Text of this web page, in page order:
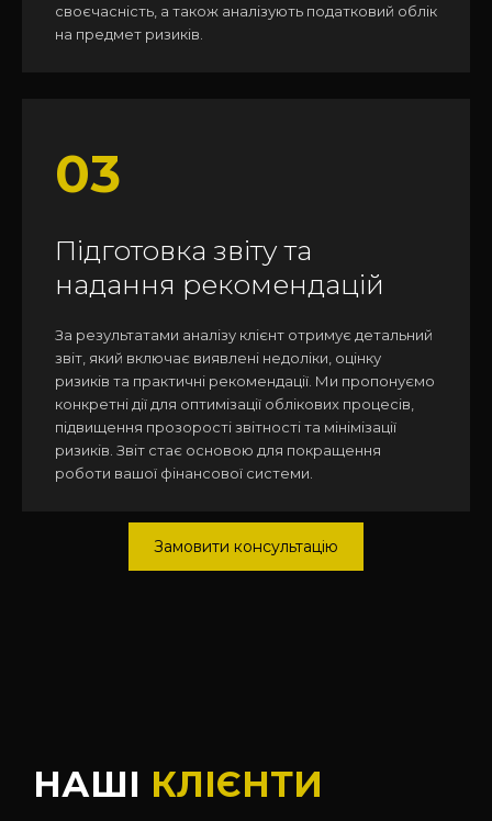
своєчасність, а також аналізують податковий облік
на предмет ризиків.
03
Підготовка звіту та
надання рекомендацій
За результатами аналізу клієнт отримує детальний
звіт, який включає виявлені недоліки, оцінку
ризиків та практичні рекомендації. Ми пропонуємо
конкретні дії для оптимізації облікових процесів,
підвищення прозорості звітності та мінімізації
ризиків. Звіт стає основою для покращення
роботи вашої фінансової системи.
Замовити консультацію
НАШІ КЛІЄНТИ